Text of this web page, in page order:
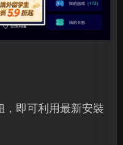
，即可利用最新安裝